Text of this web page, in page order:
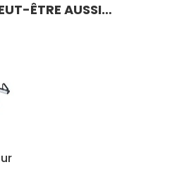
ÊTRE AUSSI…